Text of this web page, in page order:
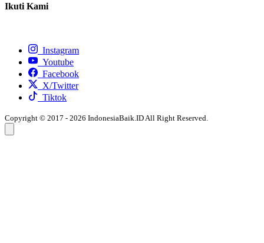
Ikuti Kami
Instagram
Youtube
Facebook
X/Twitter
Tiktok
Copyright © 2017 - 2026 IndonesiaBaik.ID All Right Reserved.